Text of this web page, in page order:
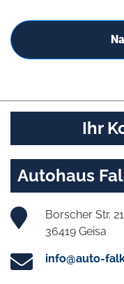
Ihr
Autohaus
Borscher Str. 21
36419 Geisa
info@auto-